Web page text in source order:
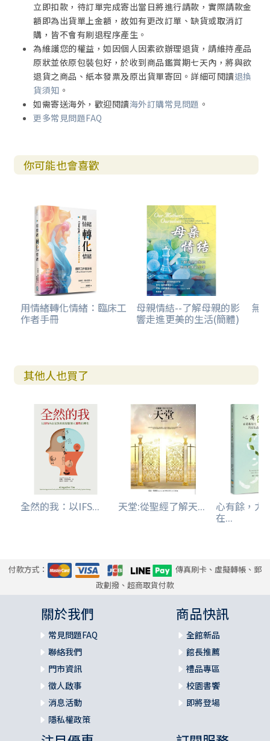
立即扣款，待訂單完成寄出當日將進行請款，實際請款金
額即為出貨單上金額，故如有更改訂單、缺貨或取消訂
購，皆不會有刷退程序產生。
為維護您的權益，如因個人因素欲辦理退貨，請維持產品
原狀並依原包裝包好，於收到商品鑑賞期七天內，將與欲
退貨之商品、紙本發票及原出貨單寄回。詳細可閱讀退換
貨須知 。
如需寄送海外，歡迎閱讀海外訂購常見問題 。
更多常見問題FAQ
你可能也會喜歡
用情緒轉化情緒：臨床工
作者手冊
母親情結--了解母親的影
響走進更美的生活(簡體)
無
其他人也買了
全然的我：以IFS... 天堂:從聖經了解天... 心有餘，力
在...
付款方式：
傳真刷卡、虛擬轉帳、郵
政劃撥、超商取貨付款
關於我們
常見問題FAQ
聯絡我們
門市資訊
徵人啟事
消息活動
隱私權政策
商品快訊
全館新品
館長推薦
禮品專區
校園書饗
即將登場